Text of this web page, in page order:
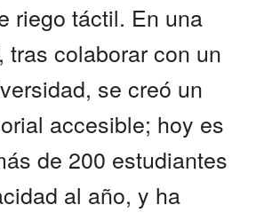
riego táctil. En una
tras colaborar con un
se creó un
accesible; hoy es
de 200 estudiantes
al año, y ha